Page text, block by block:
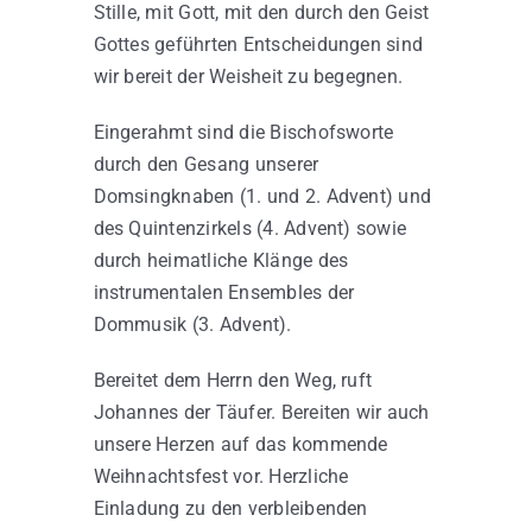
Stille, mit Gott, mit den durch den Geist
Gottes geführten Entscheidungen sind
wir bereit der Weisheit zu begegnen.
Eingerahmt sind die Bischofsworte
durch den Gesang unserer
Domsingknaben (1. und 2. Advent) und
des Quintenzirkels (4. Advent) sowie
durch heimatliche Klänge des
instrumentalen Ensembles der
Dommusik (3. Advent).
Bereitet dem Herrn den Weg, ruft
Johannes der Täufer. Bereiten wir auch
unsere Herzen auf das kommende
Weihnachtsfest vor. Herzliche
Einladung zu den verbleibenden